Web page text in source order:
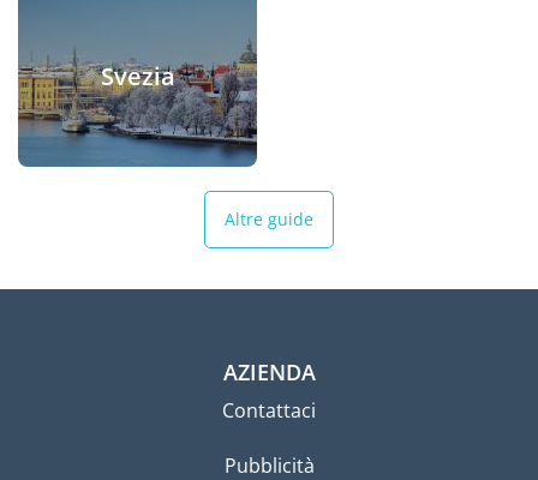
Svezia
Altre guide
AZIENDA
Contattaci
Pubblicità